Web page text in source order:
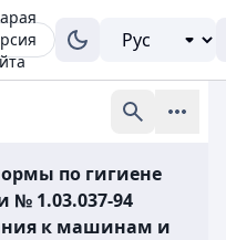
по гигиене
№ 1.03.037-94
к машинам и